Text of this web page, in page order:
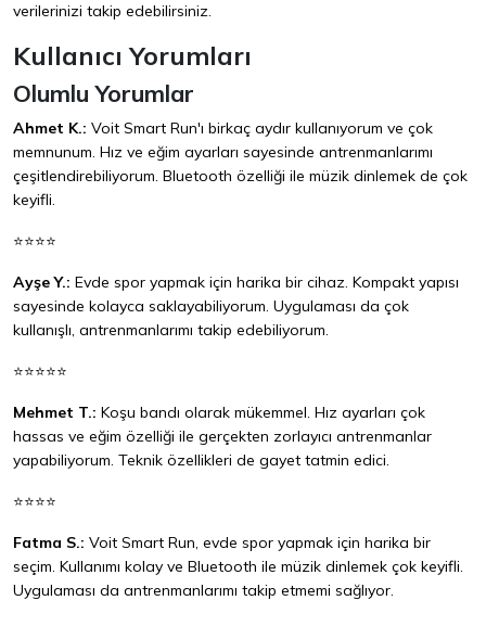
verilerinizi takip edebilirsiniz.
Kullanıcı Yorumları
Olumlu Yorumlar
Ahmet K.: Voit Smart Run'ı birkaç aydır kullanıyorum ve çok
memnunum. Hız ve eğim ayarları sayesinde antrenmanlarımı
çeşitlendirebiliyorum. Bluetooth özelliği ile müzik dinlemek de çok
keyifli.
⭐⭐⭐⭐
Ayşe Y.: Evde spor yapmak için harika bir cihaz. Kompakt yapısı
sayesinde kolayca saklayabiliyorum. Uygulaması da çok
kullanışlı, antrenmanlarımı takip edebiliyorum.
⭐⭐⭐⭐⭐
Mehmet T.: Koşu bandı olarak mükemmel. Hız ayarları çok
hassas ve eğim özelliği ile gerçekten zorlayıcı antrenmanlar
yapabiliyorum. Teknik özellikleri de gayet tatmin edici.
⭐⭐⭐⭐
Fatma S.: Voit Smart Run, evde spor yapmak için harika bir
seçim. Kullanımı kolay ve Bluetooth ile müzik dinlemek çok keyifli.
Uygulaması da antrenmanlarımı takip etmemi sağlıyor.